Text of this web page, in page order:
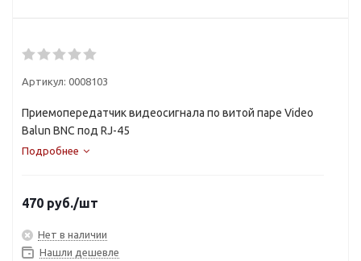
Артикул: 0008103
Приемопередатчик видеосигнала по витой паре Video
Вalun BNC под RJ-45
Подробнее
470 руб./шт
Нет в наличии
Нашли дешевле